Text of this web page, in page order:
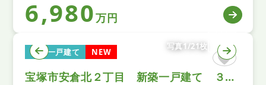
6,980万円
新築一戸建て NEW
写真1/21枚
宝塚市安倉北２丁目 新築一戸建て ３号棟